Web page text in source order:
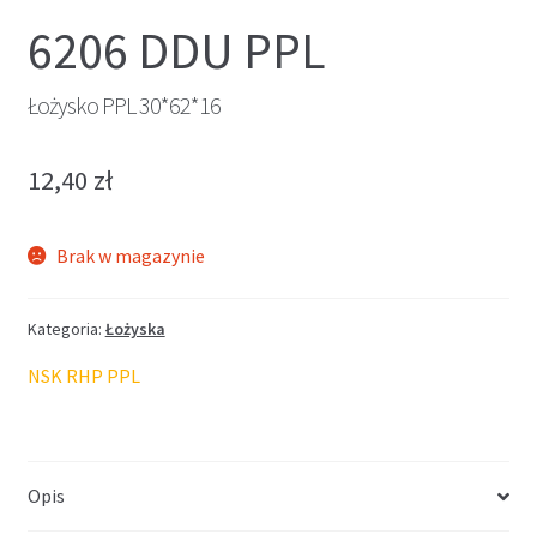
6206 DDU PPL
Łożysko PPL 30*62*16
12,40 zł
Brak w magazynie
Kategoria: Łożyska
NSK RHP PPL
Opis